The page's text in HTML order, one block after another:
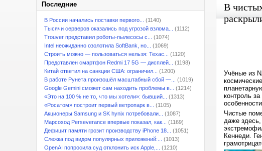
Последние
В России начались поставки первого...
(1140)
Тысячи серверов оказались под угрозой взлома...
(1112)
Trouver представил роботы-пылесосы с...
(1074)
Intel неожиданно озолотила SoftBank, но...
(1069)
Строить можно — пользоваться нельзя: Техас...
(1120)
Представлен смартфон Redmi 17 5G — дисплей...
(1198)
Китай ответил на санкции США: ограничил...
(1200)
В работе Рунета произошёл масштабный сбой —...
(1019)
Google Gemini сможет сам находить проблемы в...
(1214)
«Это на 100 % не то, что мы хотели»: бывший...
(1313)
«Росатом» построит первый ветропарк в...
(1105)
Акционеры Samsung и SK hynix потребовали...
(1087)
Марсоход Perseverance впервые показал, как...
(1169)
Дефицит памяти грозит производству iPhone 18...
(1051)
Слежка под видом популярных приложений:...
(1013)
OpenAI попросила суд отклонить иск Apple,...
(1210)
В
Учёные из
контроль
Чистые
даже здесь,
Кеннеди.